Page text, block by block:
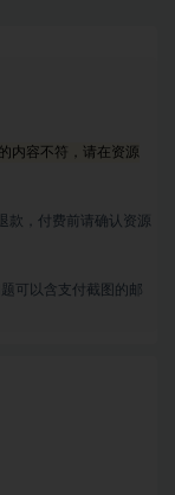
内容不符，请在资源
款，付费前请确认资源
题可以含支付截图的邮